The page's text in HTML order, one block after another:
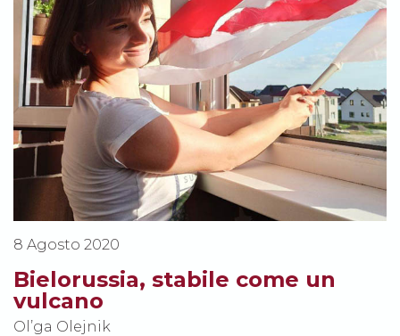
8 Agosto 2020
Bielorussia, stabile come un
vulcano
Ol’ga Olejnik